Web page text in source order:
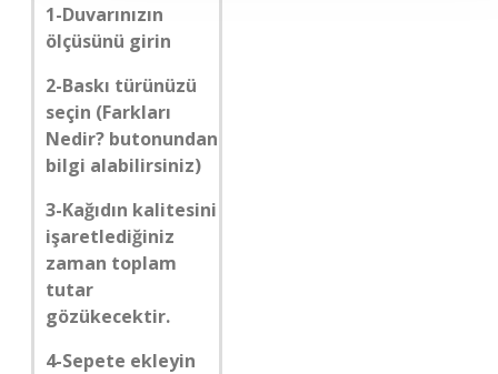
1-Duvarınızın
ölçüsünü girin
2-Baskı türünüzü
seçin (Farkları
Nedir? butonundan
bilgi alabilirsiniz)
3-Kağıdın kalitesini
işaretlediğiniz
zaman toplam
tutar
gözükecektir.
4-Sepete ekleyin